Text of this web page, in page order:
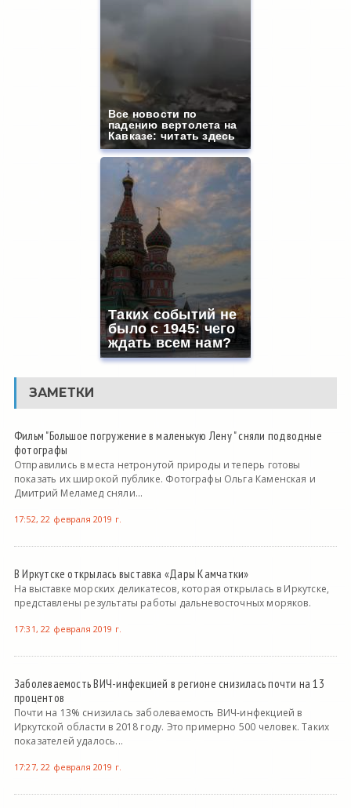
Все новости по
падению вертолета на
Кавказе: читать здесь
Таких событий не
было с 1945: чего
ждать всем нам?
ЗАМЕТКИ
Фильм "Большое погружение в маленькую Лену " сняли подводные
фотографы
Отправились в места нетронутой природы и теперь готовы
показать их широкой публике. Фотографы Ольга Каменская и
Дмитрий Меламед сняли...
17:52, 22 февраля 2019 г.
В Иркутске открылась выставка «Дары Камчатки»
На выставке морских деликатесов, которая открылась в Иркутске,
представлены результаты работы дальневосточных моряков.
17:31, 22 февраля 2019 г.
Заболеваемость ВИЧ-инфекцией в регионе снизилась почти на 13
процентов
Почти на 13% снизилась заболеваемость ВИЧ-инфекцией в
Иркутской области в 2018 году. Это примерно 500 человек. Таких
показателей удалось...
17:27, 22 февраля 2019 г.